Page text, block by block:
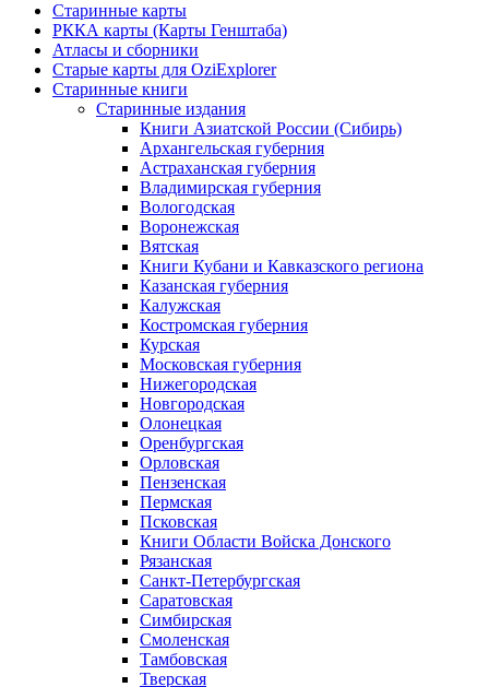
Старинные карты
РККА карты (Карты Генштаба)
Атласы и сборники
Старые карты для OziExplorer
Старинные книги
Старинные издания
Книги Азиатской России (Сибирь)
Архангельская губерния
Астраханская губерния
Владимирская губерния
Вологодская
Воронежская
Вятская
Книги Кубани и Кавказского региона
Казанская губерния
Калужская
Костромская губерния
Курская
Московская губерния
Нижегородская
Новгородская
Олонецкая
Оренбургская
Орловская
Пензенская
Пермская
Псковская
Книги Области Войска Донского
Рязанская
Санкт-Петербургская
Саратовская
Симбирская
Смоленская
Тамбовская
Тверская